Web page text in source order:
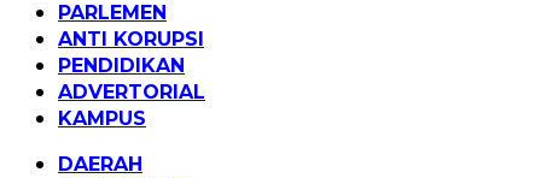
PARLEMEN
ANTI KORUPSI
PENDIDIKAN
ADVERTORIAL
KAMPUS
DAERAH